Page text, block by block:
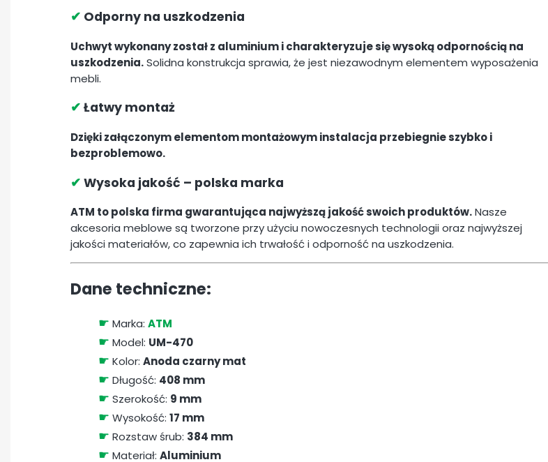
✔ Odporny na uszkodzenia
Uchwyt wykonany został z aluminium i charakteryzuje się wysoką odpornością na
uszkodzenia.Solidna konstrukcja sprawia, że jest niezawodnym elementem wyposażenia
mebli.
✔ Łatwy montaż
Dzięki załączonym elementom montażowym instalacja przebiegnie szybko i
bezproblemowo.
✔ Wysoka jakość – polska marka
ATM to polska firma gwarantująca najwyższą jakość swoich produktów.Nasze
akcesoria meblowe są tworzone przy użyciu nowoczesnych technologii oraz najwyższej
jakości materiałów, co zapewnia ich trwałość i odporność na uszkodzenia.
Dane techniczne:
☛ Marka: ATM
☛ Model: UM-470
☛ Kolor: Anoda czarny mat
☛ Długość: 408 mm
☛ Szerokość: 9 mm
☛ Wysokość: 17 mm
☛ Rozstaw śrub: 384 mm
☛ Materiał: Aluminium